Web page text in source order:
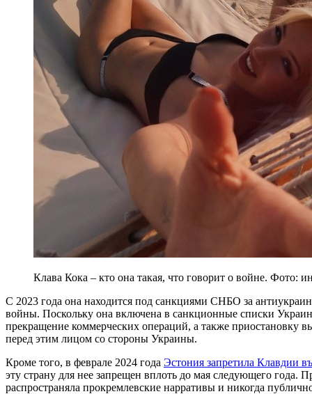
Клава Кока – кто она такая, что говорит о войне. Фото:
С 2023 года она находится под санкциями СНБО за
войны. Поскольку она включена в санкционные списки
прекращение коммерческих операций, а также приостановку
перед этим лицом со стороны Украины.
Кроме того, в феврале 2024 года Эстония запретила Клавдии
эту страну для нее запрещен вплоть до мая следующего года.
распространяла прокремлевские нарративы и никогда